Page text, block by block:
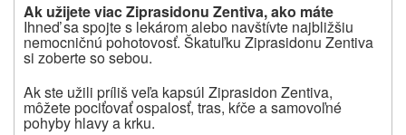
Ak užijete viacZiprasidonu Zentiva, ako máte
Ihneď sa spojte s lekárom alebo navštívte najbližšiu
nemocničnú pohotovosť. Škatuľku Ziprasidonu Zentiva
si zoberte so sebou.
Ak ste užili príliš veľa kapsúl Ziprasidon Zentiva,
môžete pociťovať ospalosť, tras, kŕče a samovoľné
pohyby hlavy a krku.